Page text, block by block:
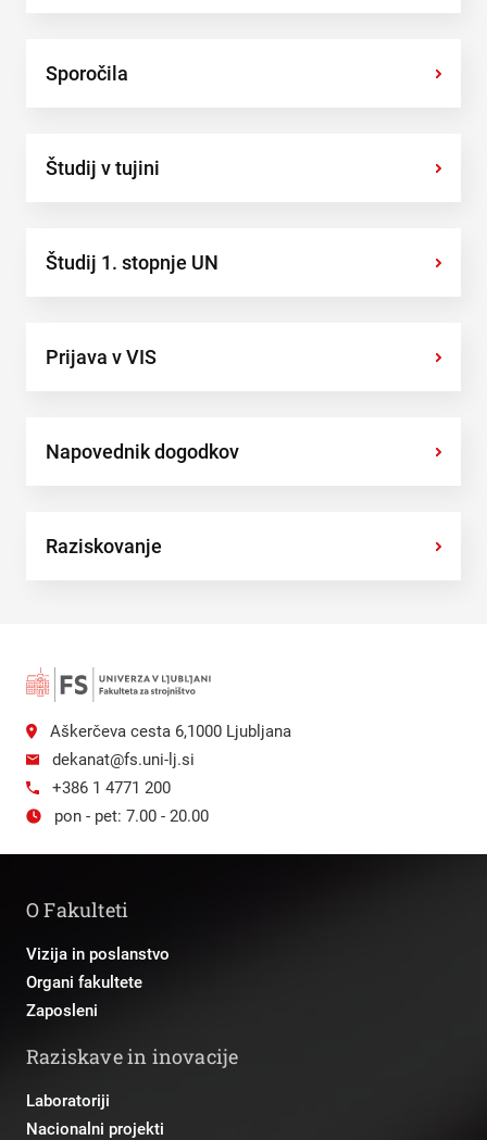
Sporočila ›
Študij v tujini ›
Študij 1. stopnje UN ›
Prijava v VIS ›
Napovednik dogodkov ›
Raziskovanje ›
Aškerčeva cesta 6,1000 Ljubljana
dekanat@fs.uni-lj.si
+386 1 4771 200
pon - pet: 7.00 - 20.00
O Fakulteti
Vizija in poslanstvo
Organi fakultete
Zaposleni
Raziskave in inovacije
Laboratoriji
Nacionalni projekti